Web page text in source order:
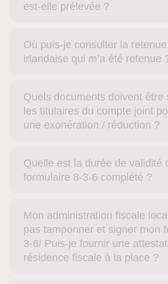
est-elle prélevée ?
Où puis-je consulter la
irlandaise qui m’a été retenue
Quels documents doivent être
les titulaires du compte joint
une exonération / réduction ?
Quelle est la durée de validité
formulaire 8-3-6 complété ?
Mon administration fiscale
pas tamponner et signer mon
3-6/ Puis-je fournir une
résidence fiscale à la place ?